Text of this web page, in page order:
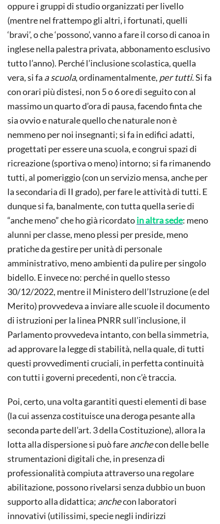
oppure i gruppi di studio organizzati per livello
(mentre nel frattempo gli altri, i fortunati, quelli
‘bravi’, o che ‘possono’, vanno a fare il corso di canoa in
inglese nella palestra privata, abbonamento esclusivo
tutto l’anno). Perché l’inclusione scolastica, quella
vera, si fa a scuola, ordinamentalmente, per tutti. Si fa
con orari più distesi, non 5 o 6 ore di seguito con al
massimo un quarto d’ora di pausa, facendo finta che
sia ovvio e naturale quello che naturale non è
nemmeno per noi insegnanti; si fa in edifici adatti,
progettati per essere una scuola, e congrui spazi di
ricreazione (sportiva o meno) intorno; si fa rimanendo
tutti, al pomeriggio (con un servizio mensa, anche per
la secondaria di II grado), per fare le attività di tutti. E
dunque si fa, banalmente, con tutta quella serie di
“anche meno” che ho già ricordatoin altra sede: meno
alunni per classe, meno plessi per preside, meno
pratiche da gestire per unità di personale
amministrativo, meno ambienti da pulire per singolo
bidello. E invece no: perché in quello stesso
30/12/2022, mentre il Ministero dell’Istruzione (e del
Merito) provvedeva a inviare alle scuole il documento
di istruzioni per la linea PNRR sull’inclusione, il
Parlamento provvedeva intanto, con bella simmetria,
ad approvare la legge di stabilità, nella quale, di tutti
questi provvedimenti cruciali, in perfetta continuità
con tutti i governi precedenti, non c’è traccia.
Poi, certo, una volta garantiti questi elementi di base
(la cui assenza costituisce una deroga pesante alla
seconda parte dell’art. 3 della Costituzione), allora la
lotta alla dispersione si può fareanchecon delle belle
strumentazioni digitali che, in presenza di
professionalità compiuta attraverso una regolare
abilitazione, possono rivelarsi senza dubbio un buon
supporto alla didattica; anchecon laboratori
innovativi (utilissimi, specie negli indirizzi